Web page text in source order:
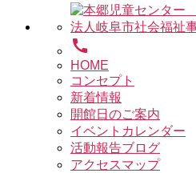
call
HOME
コンセプト
新着情報
開館日のご案内
イベントカレンダー
活動報告ブログ
アクセスマップ